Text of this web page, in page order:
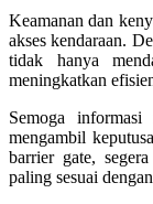
Keamanan dan
akses kendaraan.
tidak hanya
meningkatkan
Semoga
mengambil
barrier gate,
paling sesuai